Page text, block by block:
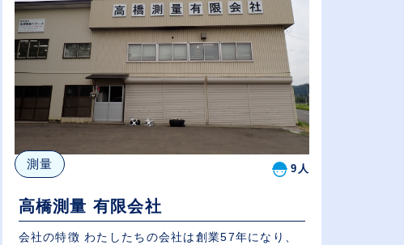
測量 9人
高橋測量 有限会社
会社の特徴 わたしたちの会社は創業57年になり、